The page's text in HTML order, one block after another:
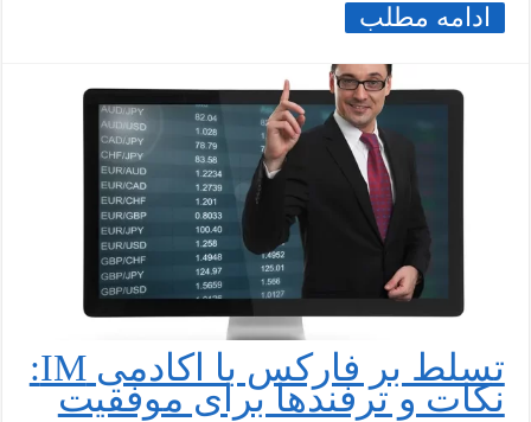
ادامه مطلب
تسلط بر فارکس با اکادمی IM:
نکات و ترفندها برای موفقیت